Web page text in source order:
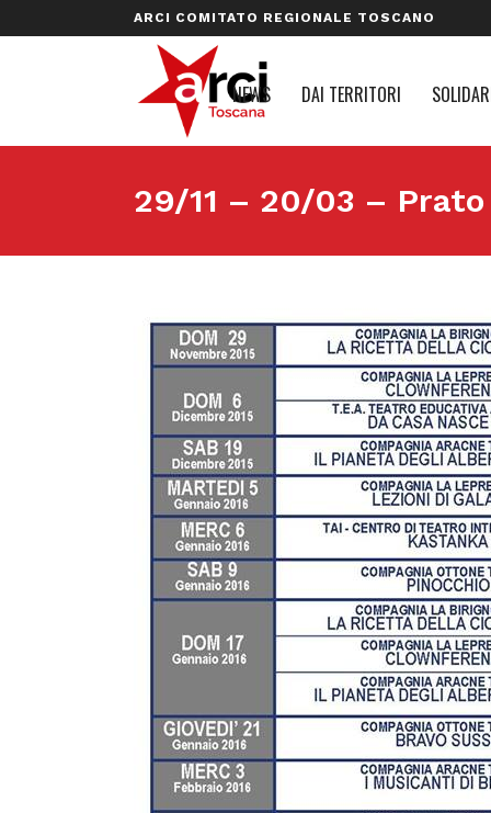
ARCI COMITATO REGIONALE TOSCANO
NEWS DAI TERRITORI
29/11 – 20/03 – Prato